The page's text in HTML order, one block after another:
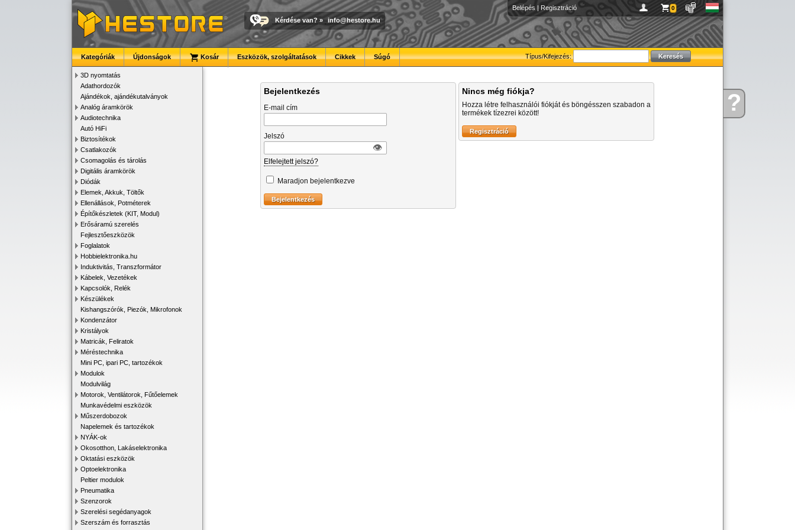
Kérdése?
Belépés | Regisztráció 0
Kérdése van? » info@hestore.hu
Típus/Kifejezés:
Kategóriák Újdonságok Kosár Eszközök, szolgáltatások Cikkek Súgó
3D nyomtatás
Adathordozók
Ajándékok, ajándékutalványok
Analóg áramkörök
Audiotechnika
Autó HiFi
Biztosítékok
Csatlakozók
Csomagolás és tárolás
Digitális áramkörök
Diódák
Elemek, Akkuk, Töltők
Ellenállások, Potméterek
Építőkészletek (KIT, Modul)
Erősáramú szerelés
Fejlesztőeszközök
Foglalatok
Hobbielektronika.hu
Induktivitás, Transzformátor
Kábelek, Vezetékek
Kapcsolók, Relék
Készülékek
Kishangszórók, Piezók, Mikrofonok
Kondenzátor
Kristályok
Matricák, Feliratok
Méréstechnika
Mini PC, ipari PC, tartozékok
Modulok
Modulvilág
Motorok, Ventilátorok, Fűtőelemek
Munkavédelmi eszközök
Műszerdobozok
Napelemek és tartozékok
NYÁK-ok
Okosotthon, Lakáselektronika
Oktatási eszközök
Optoelektronika
Peltier modulok
Pneumatika
Szenzorok
Szerelési segédanyagok
Szerszám és forrasztás
Bejelentkezés
E-mail cím
Jelszó
👁︎
Elfelejtett jelszó?
Maradjon bejelentkezve
Nincs még fiókja?
Hozza létre felhasználói fiókját és böngésszen szabadon a
termékek tízezrei között!